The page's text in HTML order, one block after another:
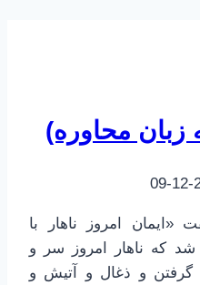
زبان محاوره)
«ایمان امروز ناهار با
که ناهار امروز سر و
و ذغال و آتیش و